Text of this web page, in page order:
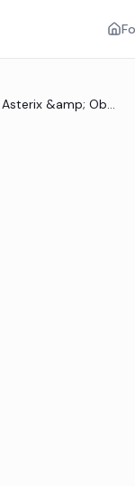
Playmobil Asterix &amp; Obelix - Asterix: Hørmetix' hytte